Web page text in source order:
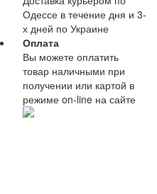
Одессе в течение дня и 3-
х дней по Украине
Оплата
Вы можете оплатить
товар наличными при
получении или картой в
режиме on-line на сайте